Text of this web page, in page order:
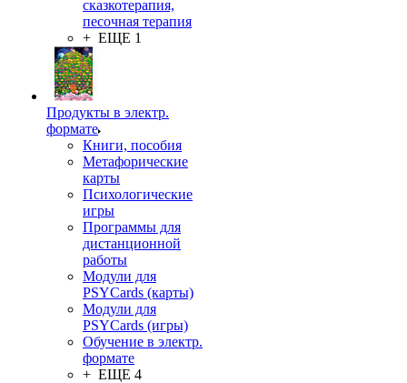
сказкотерапия,
песочная терапия
+ ЕЩЕ 1
Продукты в электр.
формате
Книги, пособия
Метафорические
карты
Психологические
игры
Программы для
дистанционной
работы
Модули для
PSYCards (карты)
Модули для
PSYCards (игры)
Обучение в электр.
формате
+ ЕЩЕ 4